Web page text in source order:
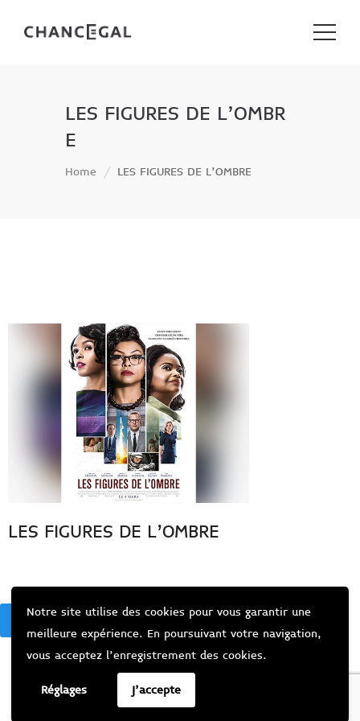
Notre site utilise des cookies pour vous garantir une
meilleure expérience. En poursuivant votre navigation,
vous acceptez l’enregistrement des cookies.
Réglages J'accepte
LES FIGURES DE L’OMBR
E
Home LES FIGURES DE L’OMBRE
LES FIGURES DE L’OMBRE
BACK